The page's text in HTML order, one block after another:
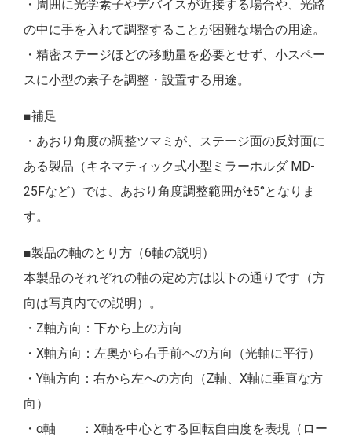
・周囲に光学素子やデバイスが近接する場合や、光路
の中に手を入れて調整することが困難な場合の用途。
・精密ステージほどの移動量を必要とせず、小スペー
スに小型の素子を調整・設置する用途。
■補足
・あおり角度の調整ツマミが、ステージ面の反対面に
ある製品（キネマティック式小型ミラーホルダ MD-
25Fなど）では、あおり角度調整範囲が±5°となりま
す。
■製品の軸のとり方（6軸の説明）
本製品のそれぞれの軸の定め方は以下の通りです（方
向は写真内での説明）。
・Z軸方向：下から上の方向
・X軸方向：左奥から右手前への方向（光軸に平行）
・Y軸方向：右から左への方向（Z軸、X軸に垂直な方
向）
・α軸 ：X軸を中心とする回転自由度を表現（ロー